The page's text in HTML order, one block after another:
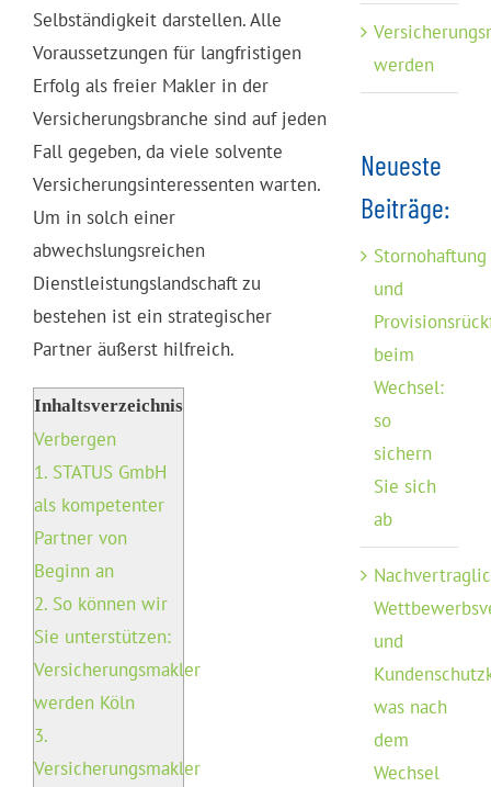
Selbständigkeit darstellen. Alle
Voraussetzungen für langfristigen
Erfolg als freier Makler in der
Versicherungsbranche sind auf jeden
Fall gegeben, da viele solvente
Versicherungsinteressenten warten.
Um in solch einer
abwechslungsreichen
Dienstleistungslandschaft zu
bestehen ist ein strategischer
Partner äußerst hilfreich.
Inhaltsverzeichnis
Verbergen
1. STATUS GmbH
als kompetenter
Partner von
Beginn an
2. So können wir
Sie unterstützen:
Versicherungsmakler
werden Köln
3.
Versicherungsmakler
werden
Neueste
Beiträge:
Stornohaftung
und
beim
Wechsel:
so
sichern
Sie sich
ab
und
was nach
dem
Wechsel